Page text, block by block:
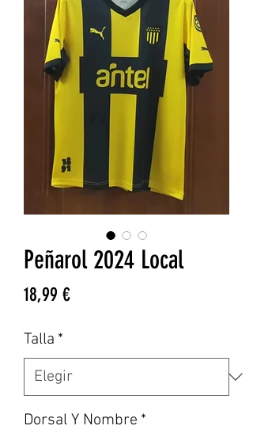
Peñarol 2024 Local
18,99 €Precio
Talla *
Dorsal Y Nombre *